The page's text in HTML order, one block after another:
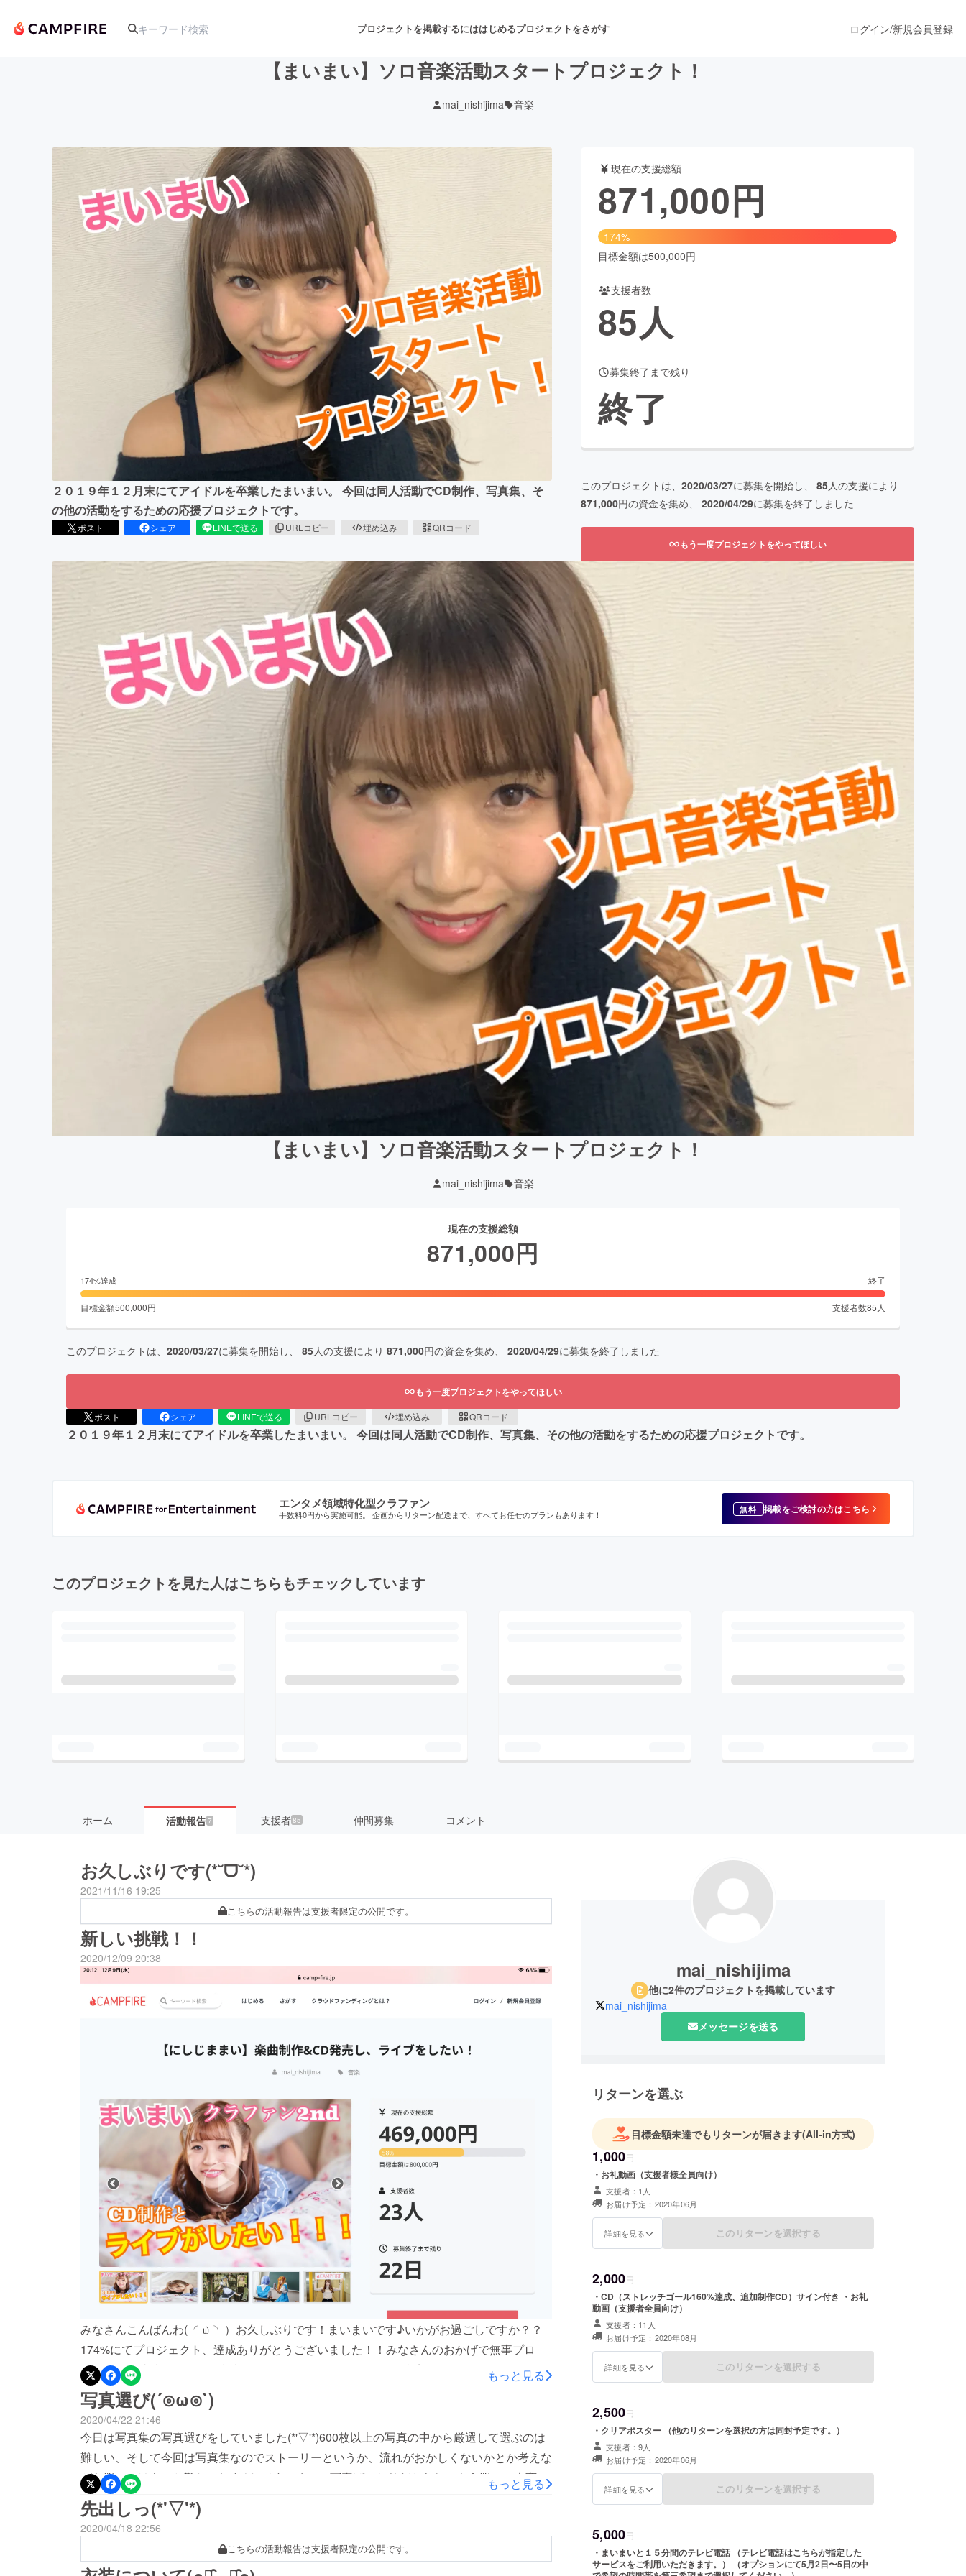
プロジェクトを掲載するにははじめるプロジェクトをさがす
アート・写真 音楽 舞台・パフォーマンス
テクノロジー・ガジェット ゲーム・サービス開発 ファッション
映像・映画 書籍・雑誌出版
ビジネス・起業 チャレンジ ビューティー・ヘルスケア
まちづくり・地域活性化
CAMPFIRE for Social GoodCAMPFIRE Creation
CAMPFIREふるさと納税
machi-ya コミュニティ
ログイン/新規会員登録
【まいまい】ソロ音楽活動スタートプロジェクト！
mai_nishijima 音楽
２０１９年１２月末にてアイドルを卒業したまいまい。 今回は同人活動でCD制作、写真集、そ
の他の活動をするための応援プロジェクトです。
ポスト シェア LINEで送る URLコピー 埋め込み QRコード
現在の支援総額
871,000円
174%
目標金額は500,000円
支援者数
85人
募集終了まで残り
終了
このプロジェクトは、 2020/03/27に募集を開始し、 85人の支援により
871,000円の資金を集め、 2020/04/29に募集を終了しました
もう一度プロジェクトをやってほしい
【まいまい】ソロ音楽活動スタートプロジェクト！
mai_nishijima 音楽
現在の支援総額
871,000円
174%達成 終了
目標金額500,000円 支援者数85 人
このプロジェクトは、 2020/03/27に募集を開始し、 85人の支援により 871,000円の資金を集め、 2020/04/29に募集を終了しました
もう一度プロジェクトをやってほしい
ポスト シェア LINEで送る URLコピー 埋め込み QRコード
２０１９年１２月末にてアイドルを卒業したまいまい。 今回は同人活動でCD制作、写真集、その他の活動をするための応援プロジェクトです。
エンタメ領域特化型クラファン
手数料0円から実施可能。 企画からリターン配送まで、すべてお任せのプランもあります！ 無料 掲載をご検討の方はこちら
このプロジェクトを見た人はこちらもチェックしています
ホーム 活動報告7 支援者85 仲間募集 コメント
お久しぶりです(*˘ᗜ˘*)
2021/11/16 19:25
こちらの活動報告は支援者限定の公開です。
新しい挑戦！！
2020/12/09 20:38
みなさんこんばんわ‪( ◜௰◝ ）‬お久しぶりです！まいまいです♪いかがお過ごしですか？？
174%にてプロジェクト、達成ありがとうございました！！みなさんのおかげで無事プロ
ジェクトを成功することが出来ました！！そしてリターンも無事完了しました！みなさんの
手元に私の音楽が届いていることを嬉しく思います（っ ' ᵕ ' ｃ）あれから8ヶ月たち、いろ
んなイベントにも参加させて頂きました！！そこでもたくさんの人に知って貰えました！！
いい楽曲たちをCDの中に留めておくのはもったいない、、、その音楽でライブがした
い！！とおもい、このコロナ禍ですが新しいプロジェクトを立ち上げました！！
https://camp-fire.jp/projects/view/350326今回のプロジェクトは豪華3本立て！！☆2021年4
月11日(日)ワンマンライブ開催！！☆楽曲制作＆CDリリース☆アニメMV制作ライブはほぼ
オリジナル曲たちでセットリストを組む予定！！もっともっとまいまいのことを知ってもら
える、そして応援してくれているみんなの満足度もあげていきたい！と思っています！！チ
ケットリターンもありますので、ライブに来たい！という方はリターンにてチケットリター
ンをご支援下さいm(_ _)mぜひCDもお手元にお届けしたいので、CD制作の応援もよろしく
もっと見る
写真選び(´⊙ω⊙`)
2020/04/22 21:46
今日は写真集の写真選びをしていました(*'▽'*)600枚以上の写真の中から厳選して選ぶのは
難しい、そして今回は写真集なのでストーリーというか、流れがおかしくないかとか考えな
がら選ぶのはもっと難しい(;o;)そしてすごくいい写真ばっかりだからね、もう選ぶの大変
よ！笑でも自分の納得のいくものにしたいので、自分でできるところは自分でやりたいので
す☻さて、先日新しく追加されたリターンで、クリアポスターっていうのを追加しまし
た！クリアポスターとは簡単にいうとクリアファイルのポスターverって感じなんですけ
ど、イメージつくかな？？まいまい的にはとてもおすすめです(*'▽'*)用紙にアクリルが使わ
もっと見る
先出しっ(*'▽'*)
2020/04/18 22:56
こちらの活動報告は支援者限定の公開です。
mai_nishijima
他に2件のプロジェクトを掲載しています
mai_nishijima
メッセージを送る
リターンを選ぶ
目標金額未達でもリターンが届きます(All-in方式)
1,000円
・お礼動画（支援者様全員向け）
支援者：1人
お届け予定：2020年06月
詳細を見る このリターンを選択する
2,000円
・CD（ストレッチゴール160%達成、追加制作CD）サイン付き ・お礼
動画（支援者全員向け）
支援者：11人
お届け予定：2020年08月
詳細を見る このリターンを選択する
2,500円
・クリアポスター （他のリターンを選択の方は同封予定です。）
支援者：9人
お届け予定：2020年06月
詳細を見る このリターンを選択する
5,000円
・まいまいと１５分間のテレビ電話 （テレビ電話はこちらが指定した
サービスをご利用いただきます。） （オプションにて5月2日〜5日の中